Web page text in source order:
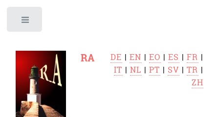
RA DE |EN |EO |ES |FR |
IT |NL |PT | SV |TR |
ZH